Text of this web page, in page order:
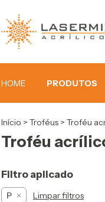
HOME PRODUTOS
Início > Troféus > Troféu
Troféu
Filtro aplicado
P Limpar filtros